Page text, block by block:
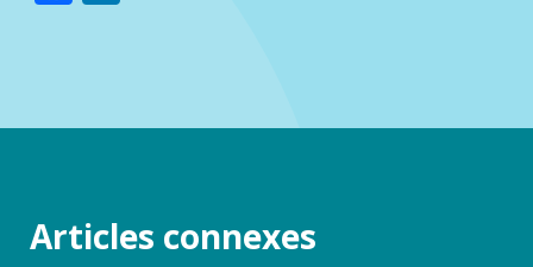
Articles connexes